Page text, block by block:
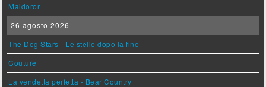
Maldoror
26 agosto 2026
The Dog Stars - Le stelle dopo la fine
Couture
La vendetta perfetta - Bear Country